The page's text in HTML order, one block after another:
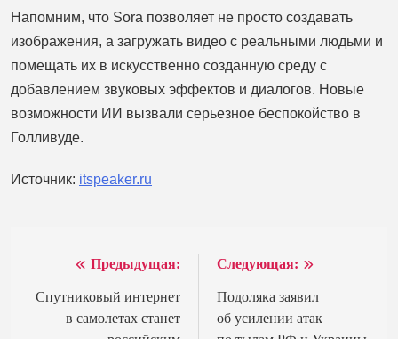
Напомним, что Sora позволяет не просто создавать
изображения, а загружать видео с реальными людьми и
помещать их в искусственно созданную среду с
добавлением звуковых эффектов и диалогов. Новые
возможности ИИ вызвали серьезное беспокойство в
Голливуде.
Источник: itspeaker.ru
Навигация
по
Предыдущая:
Спутниковый интернет
в самолетах станет
Следующая:
Подоляка заявил
об усилении атак